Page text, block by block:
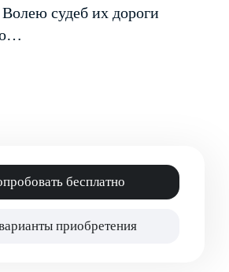
судеб их дороги
бесплатно
приобретения